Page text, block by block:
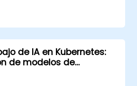
de IA en Kubernetes:
de modelos de
a escala